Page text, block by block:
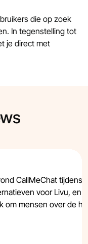
die op zoek
In tegenstelling tot
je direct met
CallMeChat tijdens
voor Livu, en
om mensen over de